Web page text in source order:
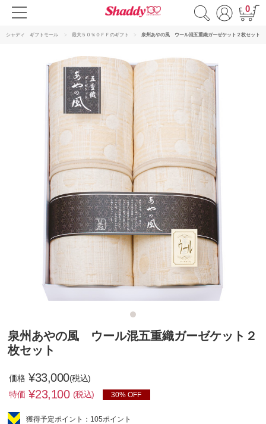
0
シャディ ギフトモール 最大５０％ＯＦＦのギフト 泉州あやの風 ウール混五重織ガーゼケット２枚セット
泉州あやの風 ウール混五重織ガーゼケット２
枚セット
価格 ¥33,000(税込)
特価 ¥23,100 (税込) 30% OFF
獲得予定ポイント：105ポイント